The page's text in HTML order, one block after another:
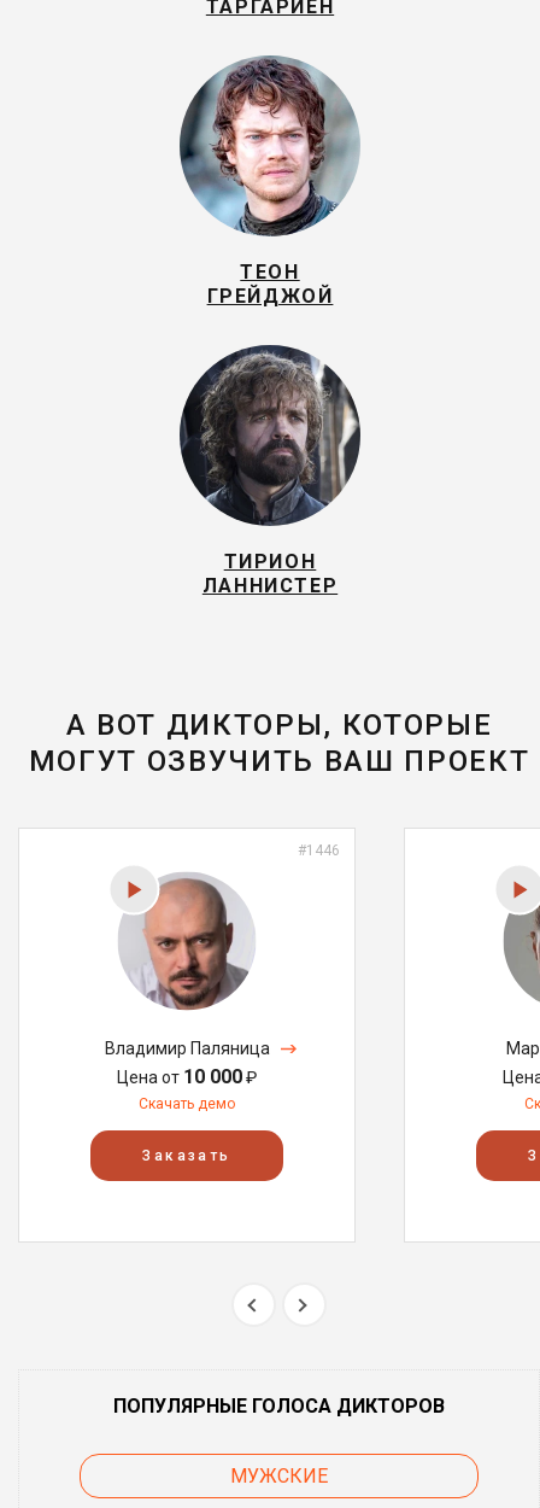
ТАРГАРИЕН
ТЕОН
ГРЕЙДЖОЙ
ТИРИОН
ЛАННИСТЕР
А ВОТ ДИКТОРЫ, КОТОРЫЕ
МОГУТ ОЗВУЧИТЬ ВАШ ПРОЕКТ
#1446
Владимир Паляница
Цена от 10 000₽
Скачать демо
Заказать
ПОПУЛЯРНЫЕ ГОЛОСА ДИКТОРОВ
МУЖСКИЕ